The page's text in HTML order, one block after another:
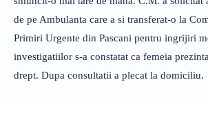
de pe Ambulanta care a si transferat-o la
Primiri Urgente din Pascani pentru ingrijiri
investigatiilor s-a constatat ca femeia
drept. Dupa consultatii a plecat la domiciliu.